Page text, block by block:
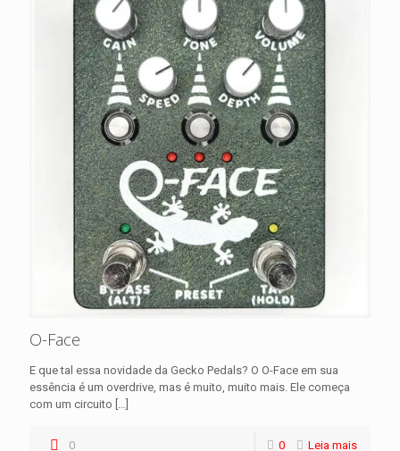
O-Face
E que tal essa novidade da Gecko Pedals? O O-Face em sua
essência é um overdrive, mas é muito, muito mais. Ele começa
com um circuito […]
0 0 Leia mais